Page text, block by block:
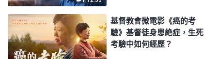
基督教會微電影《癌的考
驗》基督徒身患絶症，生死
考驗中如何經歷？